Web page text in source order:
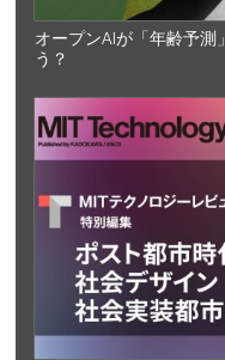
オープンAIが「年齢予測
う？